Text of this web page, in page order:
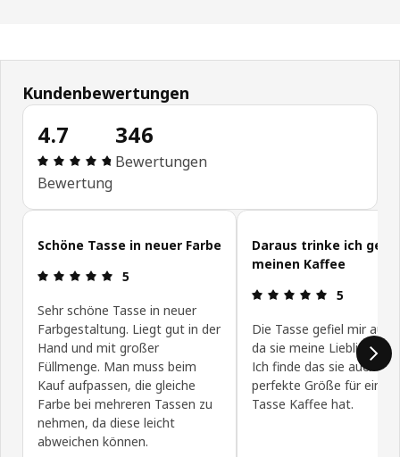
Kundenbewertungen
4.7
Produktbewertung: 4.7 von 5 Sterne Alle
Bewertung
346
Bewertungen
Kundenbewertungen überspringen
Schöne Tasse in neuer Farbe
Produktbewertung: 5 von 5 Sterne
5
Sehr schöne Tasse in neuer
Farbgestaltung. Liegt gut in der
Hand und mit großer
Füllmenge. Man muss beim
Kauf aufpassen, die gleiche
Farbe bei mehreren Tassen zu
nehmen, da diese leicht
abweichen können.
Daraus trinke ich
meinen Kaffee
5
Die Tasse gefiel mir auf
da sie meine
Ich finde das sie auch die
perfekte Größe für eine
Tasse Kaffee hat.